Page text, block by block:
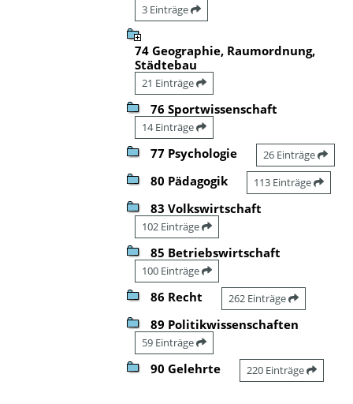
3 Einträge
74 Geographie, Raumordnung,
Städtebau
21 Einträge
76 Sportwissenschaft
14 Einträge
77 Psychologie 26 Einträge
80 Pädagogik 113 Einträge
83 Volkswirtschaft
102 Einträge
85 Betriebswirtschaft
100 Einträge
86 Recht 262 Einträge
89 Politikwissenschaften
59 Einträge
90 Gelehrte 220 Einträge